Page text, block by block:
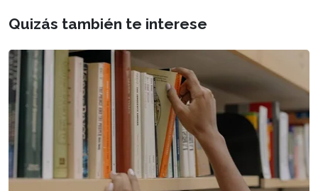
Quizás también te interese